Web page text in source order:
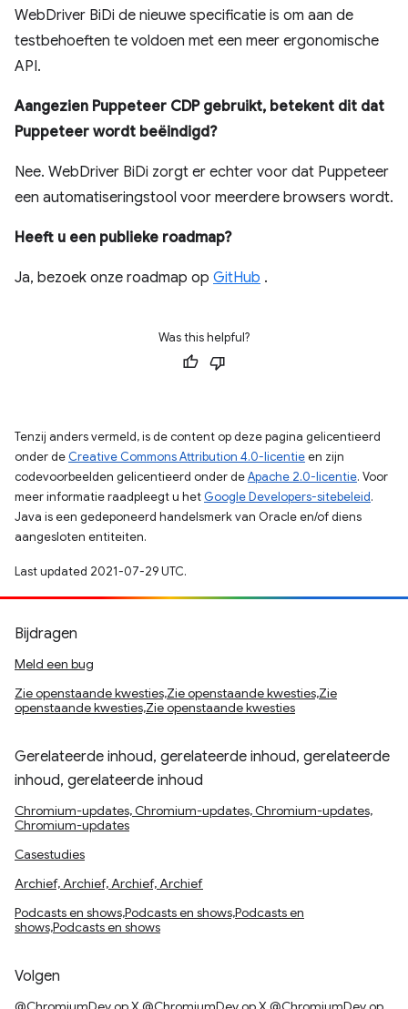
WebDriver BiDi de nieuwe specificatie is om aan de
testbehoeften te voldoen met een meer ergonomische
API.
Aangezien Puppeteer CDP gebruikt, betekent dit dat
Puppeteer wordt beëindigd?
Nee. WebDriver BiDi zorgt er echter voor dat Puppeteer
een automatiseringstool voor meerdere browsers wordt.
Heeft u een publieke roadmap?
Ja, bezoek onze roadmap op GitHub .
Was this helpful?
Tenzij anders vermeld, is de content op deze pagina gelicentieerd
onder de Creative Commons Attribution 4.0-licentieen zijn
codevoorbeelden gelicentieerd onder deApache 2.0-licentie. Voor
meer informatie raadpleegt u het Google Developers-sitebeleid.
Java is een gedeponeerd handelsmerk van Oracle en/of diens
aangesloten entiteiten.
Last updated 2021-07-29 UTC.
Bijdragen
Meld een bug
Zie openstaande kwesties,Zie openstaande kwesties,Zie
openstaande kwesties,Zie openstaande kwesties
Gerelateerde inhoud, gerelateerde inhoud, gerelateerde
inhoud, gerelateerde inhoud
Chromium-updates, Chromium-updates, Chromium-updates,
Chromium-updates
Casestudies
Archief, Archief, Archief, Archief
Podcasts en shows,Podcasts en shows,Podcasts en
shows,Podcasts en shows
Volgen